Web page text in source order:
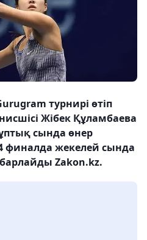
турнирі өтіп
Жібек Құламбаева
сында өнер
финалда жекелей сында
Zakon.kz.